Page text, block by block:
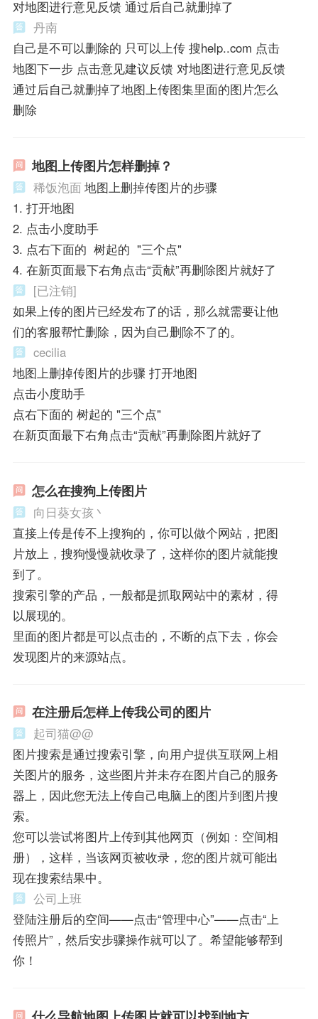
对地图进行意见反馈 通过后自己就删掉了
丹南
自己是不可以删除的 只可以上传 搜help..com 点击
地图下一步 点击意见建议反馈 对地图进行意见反馈
通过后自己就删掉了地图上传图集里面的图片怎么
删除
地图上传图片怎样删掉？
稀饭泡面 地图上删掉传图片的步骤
1. 打开地图
2. 点击小度助手
3. 点右下面的 树起的 "三个点"
4. 在新页面最下右角点击“贡献”再删除图片就好了
[已注销]
如果上传的图片已经发布了的话，那么就需要让他
们的客服帮忙删除，因为自己删除不了的。
cecilia
地图上删掉传图片的步骤 打开地图
点击小度助手
点右下面的 树起的 "三个点"
在新页面最下右角点击“贡献”再删除图片就好了
怎么在搜狗上传图片
向日葵女孩丶
直接上传是传不上搜狗的，你可以做个网站，把图
片放上，搜狗慢慢就收录了，这样你的图片就能搜
到了。
搜索引擎的产品，一般都是抓取网站中的素材，得
以展现的。
里面的图片都是可以点击的，不断的点下去，你会
发现图片的来源站点。
在注册后怎样上传我公司的图片
起司猫@@
图片搜索是通过搜索引擎，向用户提供互联网上相
关图片的服务，这些图片并未存在图片自己的服务
器上，因此您无法上传自己电脑上的图片到图片搜
索。
您可以尝试将图片上传到其他网页（例如：空间相
册），这样，当该网页被收录，您的图片就可能出
现在搜索结果中。
公司上班
登陆注册后的空间——点击“管理中心”——点击“上
传照片”，然后安步骤操作就可以了。希望能够帮到
你！